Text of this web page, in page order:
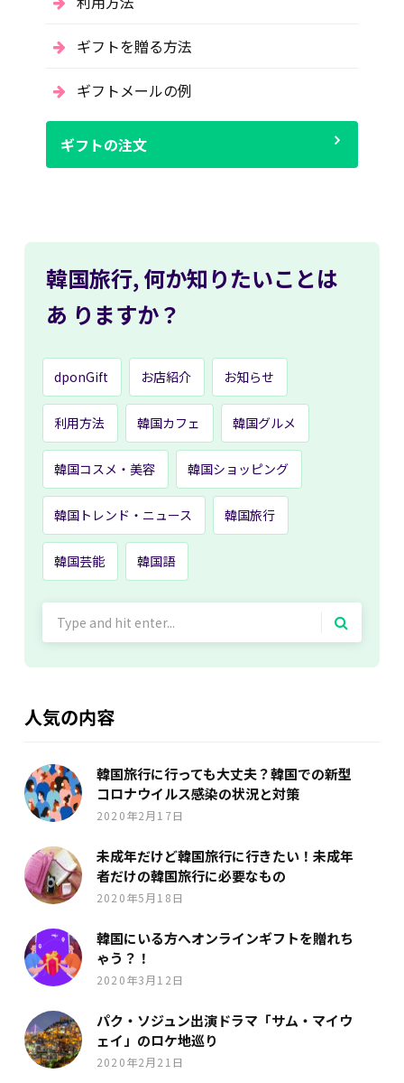
ギフトを贈る方法
ギフトメールの例
ギフトの注文
韓国旅行, 何か知りたいことは
あ りますか？
dponGift お店紹介 お知らせ
利用方法 韓国カフェ 韓国グルメ
韓国コスメ・美容 韓国ショッピング
韓国トレンド・ニュース 韓国旅行
韓国芸能 韓国語
人気の内容
韓国旅行に行っても大丈夫？韓国での新型
コロナウイルス感染の状況と対策
2020年2月17日
未成年だけど韓国旅行に行きたい！未成年
者だけの韓国旅行に必要なもの
2020年5月18日
韓国にいる方へオンラインギフトを贈れち
ゃう？！
2020年3月12日
パク・ソジュン出演ドラマ「サム・マイウ
ェイ」のロケ地巡り
2020年2月21日